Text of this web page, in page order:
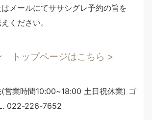
メールにてササシグレ予約の旨を
ください。
トップページはこちら >
営業時間10:00~18:00 土日祝休業) ゴ
022-226-7652